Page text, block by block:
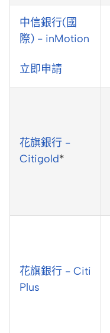
中信銀行(國
際) - inMotion
立即申請
花旗銀行 -
Citigold*
花旗銀行 - Citi
Plus